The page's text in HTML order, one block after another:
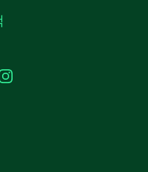
Instagram